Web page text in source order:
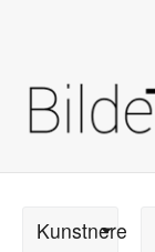
Kunstnere